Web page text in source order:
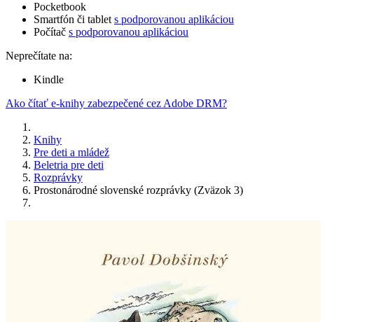
Pocketbook
Smartfón či tablet s podporovanou aplikáciou
Počítač s podporovanou aplikáciou
Neprečítate na:
Kindle
Ako čítať e-knihy zabezpečené cez Adobe DRM?
Knihy
Pre deti a mládež
Beletria pre deti
Rozprávky
Prostonárodné slovenské rozprávky (Zväzok 3)